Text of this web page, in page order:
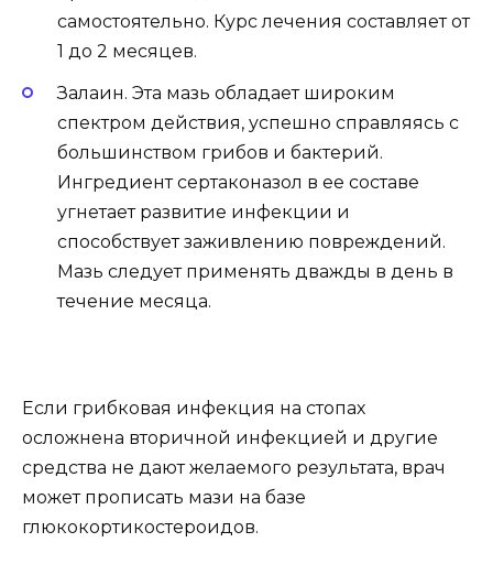
самостоятельно. Курс лечения составляет от
1 до 2 месяцев.
Залаин. Эта мазь обладает широким
спектром действия, успешно справляясь с
большинством грибов и бактерий.
Ингредиент сертаконазол в ее составе
угнетает развитие инфекции и
способствует заживлению повреждений.
Мазь следует применять дважды в день в
течение месяца.
Если грибковая инфекция на стопах
осложнена вторичной инфекцией и другие
средства не дают желаемого результата, врач
может прописать мази на базе
глюкокортикостероидов.